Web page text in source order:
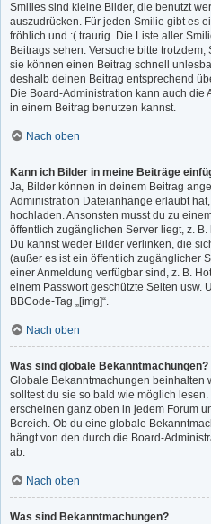
Smilies sind kleine Bilder, die benutzt
auszudrücken. Für jeden Smilie gibt es
fröhlich und :( traurig. Die Liste aller
Beitrags sehen. Versuche bitte
sie können einen Beitrag schnell
deshalb deinen Beitrag entsprechend
Die Board-Administration kann auch die
in einem Beitrag benutzen kannst.
Nach oben
Kann ich Bilder in meine Beiträge
Ja, Bilder können in deinem Beitrag
Administration Dateianhänge erlaubt
hochladen. Ansonsten musst du zu
öffentlich zugänglichen Server liegt, z.
Du kannst weder Bilder verlinken, die
(außer es ist ein öffentlich zugänglicher
einer Anmeldung verfügbar sind, z. B.
einem Passwort geschützte Seiten usw.
BBCode-Tag „[img]“.
Nach oben
Was sind globale Bekanntmachungen?
Globale Bekanntmachungen beinhalten
solltest du sie so bald wie möglich
erscheinen ganz oben in jedem Forum
Bereich. Ob du eine globale
hängt von den durch die Board-
ab.
Nach oben
Was sind Bekanntmachungen?